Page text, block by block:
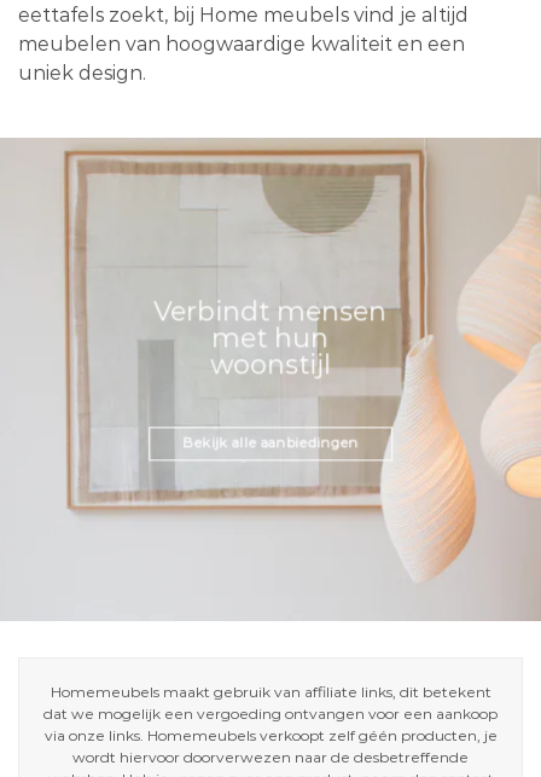
eettafels zoekt, bij Home meubels vind je altijd
meubelen van hoogwaardige kwaliteit en een
uniek design.
Verbindt mensen
met hun
woonstijl
Bekijk alle aanbiedingen
Homemeubels maakt gebruik van affiliate links, dit betekent
dat we mogelijk een vergoeding ontvangen voor een aankoop
via onze links. Homemeubels verkoopt zelf géén producten, je
wordt hiervoor doorverwezen naar de desbetreffende